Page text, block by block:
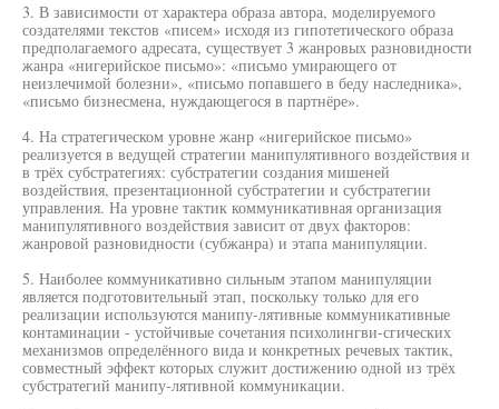
3. В зависимости от характера образа автора, моделируемого
создателями текстов «писем» исходя из гипотетического образа
предполагаемого адресата, существует 3 жанровых разновидности
жанра «нигерийское письмо»: «письмо умирающего от
неизлечимой болезни», «письмо попавшего в беду наследника»,
«письмо бизнесмена, нуждающегося в партнёре».
4. На стратегическом уровне жанр «нигерийское письмо»
реализуется в ведущей стратегии манипулятивного воздействия и
в трёх субстратегиях: субстратегии создания мишеней
воздействия, презентационной субстратегии и субстратегии
управления. На уровне тактик коммуникативная организация
манипулятивного воздействия зависит от двух факторов:
жанровой разновидности (субжанра) и этапа манипуляции.
5. Наиболее коммуникативно сильным этапом манипуляции
является подготовительный этап, поскольку только для его
реализации используются манипу-лятивные коммуникативные
контаминации - устойчивые сочетания психолингви-сгических
механизмов определённого вида и конкретных речевых тактик,
совместный эффект которых служит достижению одной из трёх
субстратегий манипу-лятивной коммуникации.